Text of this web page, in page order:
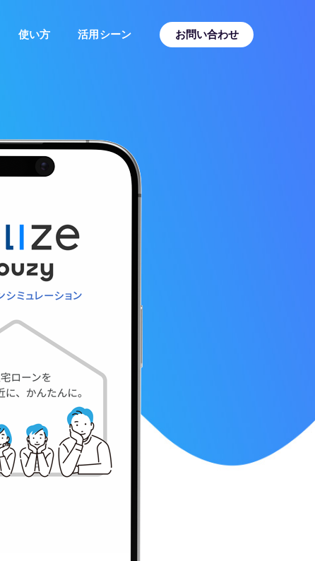
使い方 活用シーン お問い合わせ